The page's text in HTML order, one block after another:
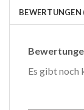
BEWERTUNGEN
Es gibt noch